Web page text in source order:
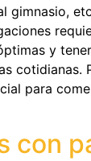
gimnasio,
y
cotidianas.
para
con